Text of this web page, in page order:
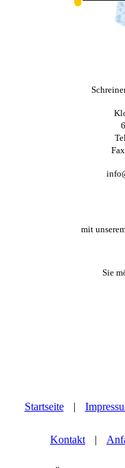
mit
Sie
Startseite |
Kontakt |